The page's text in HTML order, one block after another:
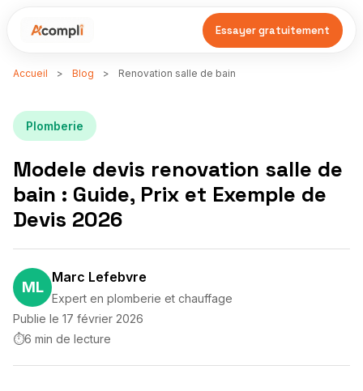
Essayer gratuitement
Accueil > Blog > Renovation salle de bain
Plomberie
Modele devis renovation salle de
bain : Guide, Prix et Exemple de
Devis 2026
ML
Marc Lefebvre
Expert en plomberie et chauffage
Publie le 17 février 2026
⏱6 min de lecture